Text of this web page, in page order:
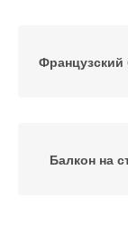
Французский
Балкон на